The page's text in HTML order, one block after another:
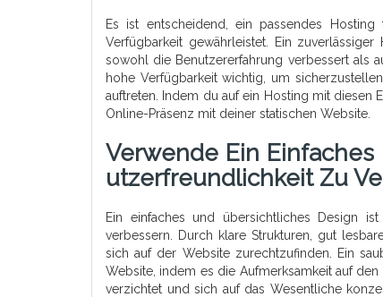
Es ist entscheidend, ein passendes
Verfügbarkeit gewährleistet. Ein
sowohl die Benutzererfahrung verbessert als
hohe Verfügbarkeit wichtig, um
auftreten. Indem du auf ein Hosting mit diesen
Online-Präsenz mit deiner statischen Website.
Verwende Ein
Utzerfreundlichkeit Zu
Ein einfaches und übersichtliches Design
verbessern. Durch klare Strukturen, gut
sich auf der Website zurechtzufinden. Ein
Website, indem es die Aufmerksamkeit auf
verzichtet und sich auf das Wesentliche